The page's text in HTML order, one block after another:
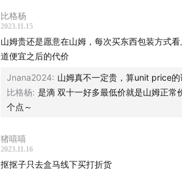
比格杨
2023.11.15
山姆贵还是愿意在山姆，每次买东西包装方式
道便宜之后的代价
Jnana2024: 山姆真不一定贵，算unit price
比格杨: 是滴 双十一好多最低价就是山姆正常
个点～
猪嘻嘻
2023.11.16
抠抠子只去盒马线下买打折货